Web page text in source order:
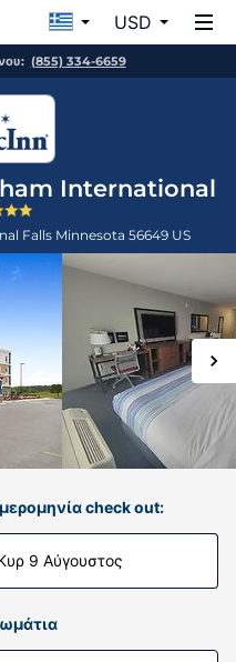
USD
(855) 334-6659
International
Falls Minnesota 56649 US
check out:
9 Αύγουστος